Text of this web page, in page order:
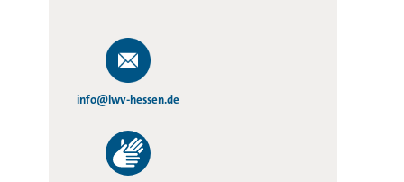
info@lwv-hessen.de